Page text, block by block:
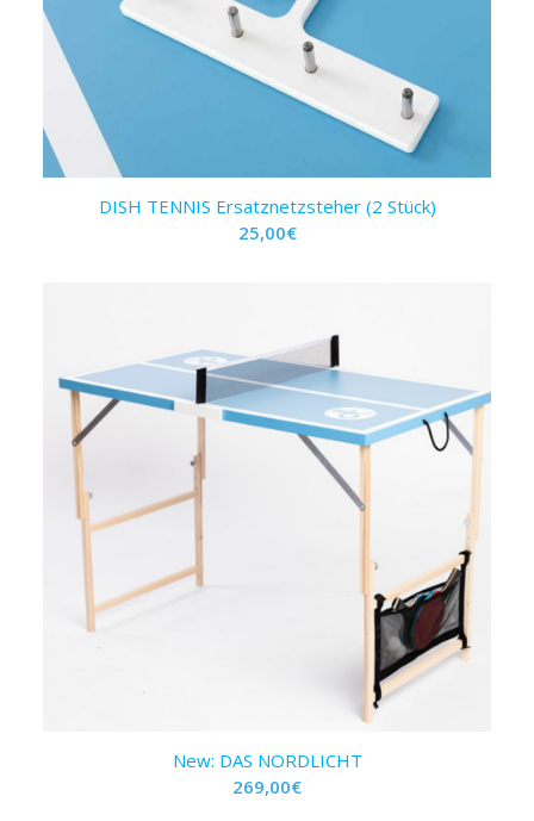
DISH TENNIS Ersatznetzsteher (2 Stück)
25,00€
New: DAS NORDLICHT
269,00€